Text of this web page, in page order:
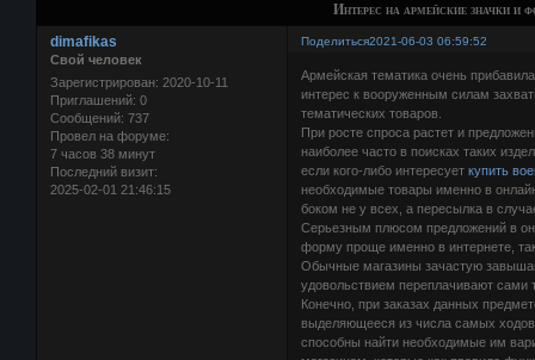
Интерес на армейские значки и
Поделиться2021-06-03 06:59:52
dimafikas
Свой человек
Зарегистрирован: 2020-10-11
Приглашений: 0
Сообщений: 737
Провел на форуме:
7 часов 38 минут
Последний визит:
2025-02-01 21:46:15
Армейская тематика очень
интерес к вооруженным силам
тематических товаров.
При росте спроса растет и
наиболее часто в поисках таких
если кого-либо интересуеткупить
необходимые товары именно в
боком не у всех, а пересылка в
Серьезным плюсом предложений в
форму проще именно в интернете,
Обычные магазины зачастую
удовольствием переплачивают сами
Конечно, при заказах данных
выделяющееся из числа самых
способны найти необходимые им